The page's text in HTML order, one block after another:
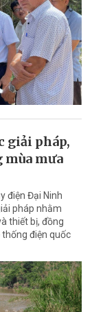
giải pháp,
mùa mưa
điện Đại Ninh
pháp nhằm
thiết bị, đồng
điện quốc